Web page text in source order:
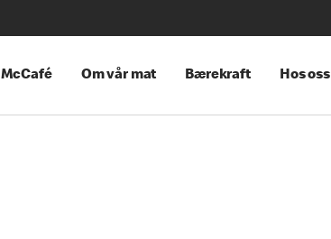
McCafé Om vår mat Bærekraft Hos oss